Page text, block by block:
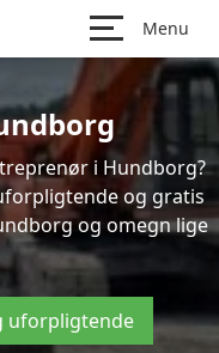
Menu
i Hundborg?
og gratis
og omegn lige
uforpligtende